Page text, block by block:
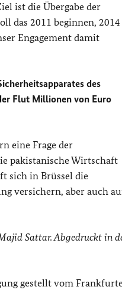
ist die Übergabe der
das 2011 beginnen, 2014
Engagement damit
des
Flut Millionen von Euro
eine Frage der
pakistanische Wirtschaft
sich in Brüssel die
versichern, aber auch
Sattar. Abgedruckt in
gestellt vom